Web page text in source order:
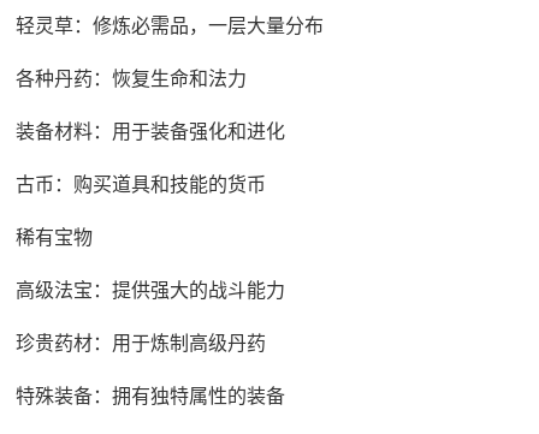
轻灵草：修炼必需品，一层大量分布
各种丹药：恢复生命和法力
装备材料：用于装备强化和进化
古币：购买道具和技能的货币
稀有宝物
高级法宝：提供强大的战斗能力
珍贵药材：用于炼制高级丹药
特殊装备：拥有独特属性的装备